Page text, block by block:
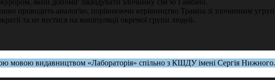
проводить аналогію, порівнюючи керівництво Трампа зі злочинним
та не вестися на маніпуляції окремої групи людей.
мовою видавництвом «Лабораторія» спільно з КШДУ імені Сергія Нижного.